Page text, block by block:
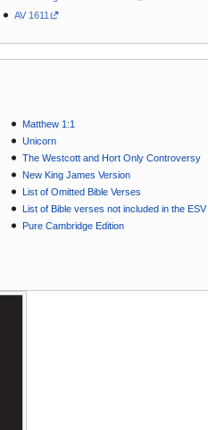
AV 1611
Matthew 1:1
Unicorn
The Westcott and Hort Only Controversy
New King James Version
List of Omitted Bible Verses
List of Bible verses not included in the ESV
Pure Cambridge Edition